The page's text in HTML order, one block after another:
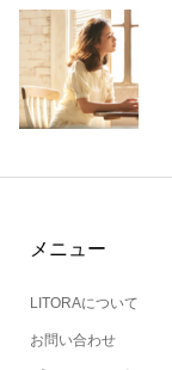
メニュー
LITORAについて
お問い合わせ